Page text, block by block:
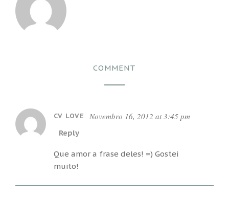
COMMENT
CV LOVE Novembro 16, 2012 at 3:45 pm
Reply
Que amor a frase deles! =) Gostei
muito!